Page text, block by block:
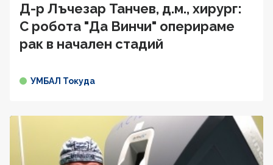
Д-р Лъчезар Танчев, д.м., хирург:
С робота "Да Винчи" оперираме
рак в начален стадий
УМБАЛ Токуда